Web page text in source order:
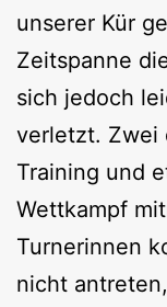
unserer Kür
Zeitspanne
sich jedoch
verletzt. Zwei
Training und
Wettkampf
Turnerinnen
nicht